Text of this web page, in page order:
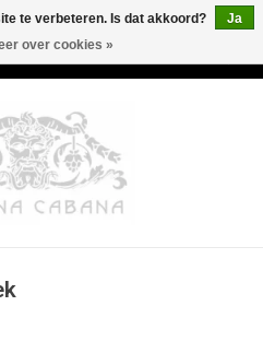
te verbeteren. Is dat akkoord?
Ja
over cookies »